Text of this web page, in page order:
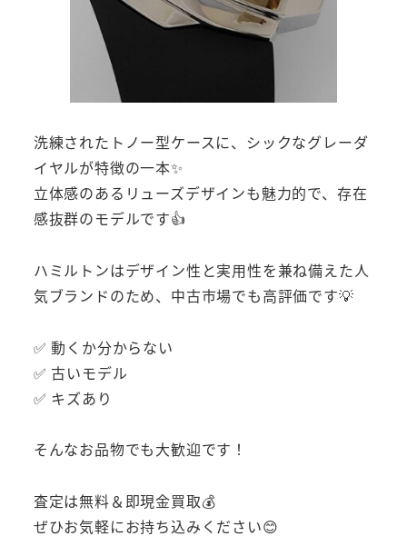
洗練されたトノー型ケースに、シックなグレーダ
イヤルが特徴の一本✨
立体感のあるリューズデザインも魅力的で、存在
感抜群のモデルです👍
ハミルトンはデザイン性と実用性を兼ね備えた人
気ブランドのため、中古市場でも高評価です💡
✅ 動くか分からない
✅ 古いモデル
✅ キズあり
そんなお品物でも大歓迎です！
査定は無料＆即現金買取💰
ぜひお気軽にお持ち込みください😊